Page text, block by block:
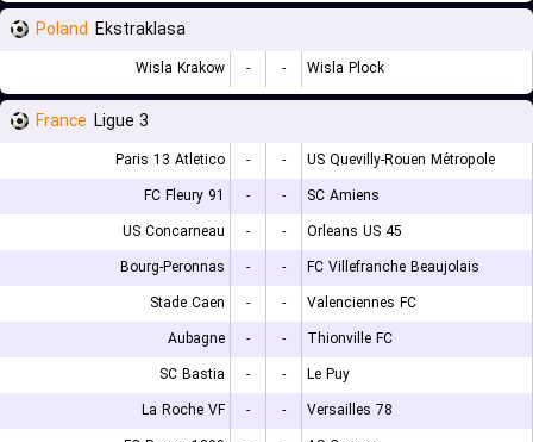
Poland Ekstraklasa
Wisla Krakow - - Wisla Plock
France Ligue 3
Paris 13 Atletico - -
US Quevilly-Rouen Métropole
FC Fleury 91
- -
SC Amiens
US Concarneau
- -
Orleans US 45
Bourg-Peronnas
- -
FC Villefranche Beaujolais
Stade Caen
- -
Valenciennes FC
Aubagne
- -
Thionville FC
SC Bastia
- -
Le Puy
La Roche VF
- -
Versailles 78